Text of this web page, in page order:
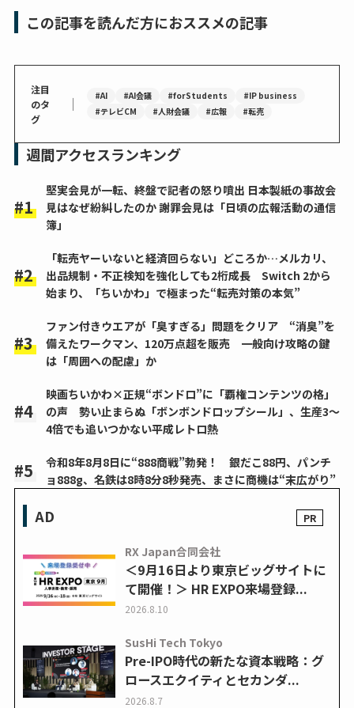
この記事を読んだ方におススメの記事
注目
のタ
グ
｜ #AI #AI会議 #forStudents
#IP business
#テレビCM
#人財会議 #広報 #転売
週間アクセスランキング
堅実会見が一転、終盤で記者の怒り噴出 日本製紙の事故会
見はなぜ紛糾したのか 謝罪会見は「日頃の広報活動の通信
簿」
「転売ヤーいないと経済回らない」どころか…メルカリ、
出品規制・不正検知を強化しても2桁成長 Switch 2から
始まり、「ちいかわ」で極まった“転売対策の本気”
ファン付きウエアが「臭すぎる」問題をクリア “消臭”を
備えたワークマン、120万点超を販売 一般向け攻略の鍵
は「周囲への配慮」か
映画ちいかわ×正規“ボンドロ”に「覇権コンテンツの格」
の声 勢い止まらぬ「ボンボンドロップシール」、生産3～
4倍でも追いつかない平成レトロ熱
令和8年8月8日に“888商戦”勃発！ 銀だこ88円、パンチ
ョ888g、名鉄は8時8分8秒発売、まさに商機は“末広がり”
AD
RX Japan合同会社
＜9月16日より東京ビッグサイトに
て開催！＞ HR EXPO来場登録...
2026.8.10
SusHi Tech Tokyo
Pre-IPO時代の新たな資本戦略：グ
ロースエクイティとセカンダ...
2026.8.7